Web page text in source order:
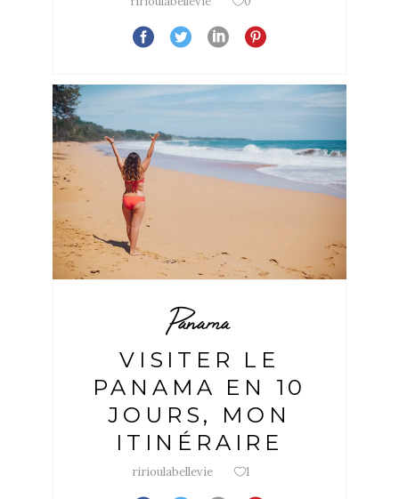
Panama
VISITER LE
PANAMA EN 10
JOURS, MON
ITINÉRAIRE
ririoulabellevie 1